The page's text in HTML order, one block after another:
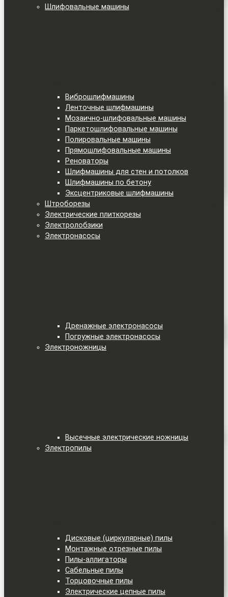
Шлифовальные машины
Виброшлифмашины
Ленточные шлифмашины
Мозаично-шлифовальные машины
Паркетошлифовальные машины
Полировальные машины
Прямошлифовальные машины
Реноваторы
Шлифмашины для стен и потолков
Шлифмашины по бетону
Эксцентриковые шлифмашины
Штроборезы
Электрические плиткорезы
Электролобзики
Электронасосы
Дренажные электронасосы
Погружные электронасосы
Электроножницы
Высечные электрические ножницы
Электропилы
Дисковые (циркулярные) пилы
Монтажные отрезные пилы
Пилы-аллигаторы
Сабельные пилы
Торцовочные пилы
Электрические цепные пилы